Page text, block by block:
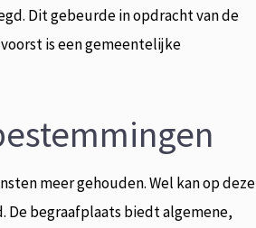
Dit gebeurde in opdracht van de
is een gemeentelijke
meer gehouden. Wel kan op deze
De begraafplaats biedt algemene,